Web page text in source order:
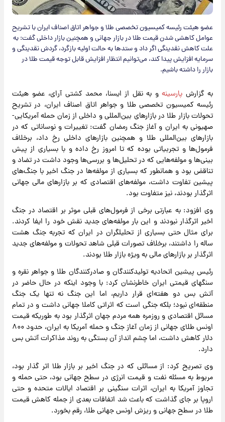
عضو هیئت رئیسه کمیسیون تخصصی طلا و جواهر اتاق اصناف ایران با تشریح
عوامل کاهشی شدن قیمت طلا در بازار جهانی و همچنین بازار داخلی گفت: به
علت کاهش نقدینگی اگر داد و ستدها به حالت اولیه بازگرد، گردش نقدینگی و
سرمایه افزایش پیدا کند، می‌توانیم انتظار افزایش قابل توجه قیمت طلا در
بازار را داشته باشیم.
به گزارشپارسینهو به نقل از ایسنا، محمد کشتی آرای، عضو هیئت
رئیسه کمیسیون تخصصی طلا و جواهر اتاق اصناف ایران، در تشریح
تحولات بازار طلا در بازارهای بین‌المللی و داخلی از زمان حمله آمریکایی-
صهیونی به ایران و آغاز جنگ رمضان گفت: تغییرات و نوساناتی که در
بازارهای بین‌المللی طلا و همچنین بازارهای داخلی رخ داد، برخلاف
فرمول‌ها و تجربیاتی بوده که تا امروز رخ داده و با بسیاری از پیش
بینی‌ها و مولفه‌هایی که در تحلیل‌ها و بررسی‌ها وجود داشت در تضاد و
تناقض بود و همانطور که بسیاری از مولفه‌ها در جنگ اخیر با جنگ‌های
پیشین تفاوت داشت، مولفه‌های اقتصادی که بر بازارهای مالی جهانی
اثرگذار بودند، نیز متفاوت بود.
وی افزود: به عبارتی برخی از فرمول‌های قبلی موثر بر اقتصاد در جنگ
اخیر اثرگذار نبودند و این بار مولفه‌های جدید نقش خود را ایفا کردند.
برای مثال حتی بسیاری از تحلیلگران در ایران که تجربه جنگ هشت
ساله را داشتند، برخلاف تصورات قبلی شاهد تحولات و مولفه‌های جدید
اثرگذار بر بازارهای مالی به ویژه بازار طلا بودند.
رئیس پیشین اتحادیه تولیدکنندگان و صادرکنندگان طلا و جواهر نقره و
سنگهای قیمتی ایران خاطرنشان کرد: با وجود اینکه در حال حاضر در
آتش بس دو هفته‌ای قرار داریم، اما این جنگ نه تنها یک جنگ
منطقه‌ای نبود؛ بلکه جنگی است که اثراتی کاملا جهانی داشت و در تمام
مسائل اقتصادی و روزمره همه مردم جهان اثرگذار بود به طوریکه قیمت
اونس طلای جهانی از زمان آغاز جنگ و حمله آمریکا به ایران، حدود ۸۰۰
دلار کاهش داشت، اما چشم انداز آن بستگی به روند مذاکرات آتش بس
دارد.
وی تصریح کرد: از مسائلی که در جنگ اخیر بر بازار طلا اثر گذار بود،
مربوط به مسئله نفت و قیمت انرژی در سطح جهانی بود، حتی حمله و
تجاوز آمریکا به ایران، اثرات سنگینی بر اقتصاد ایالات متحده و حتی
اروپا بر جای گذاشت که باعث شد اتفاقات بعدی از جمله کاهش قیمت
طلا در سطح جهانی و ریزش اونس جهانی طلا، رقم بخورد.